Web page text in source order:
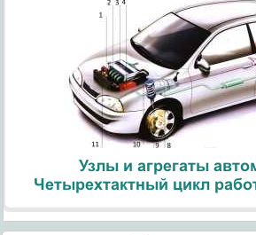
Узлы и агрегаты
Четырехтактный цикл